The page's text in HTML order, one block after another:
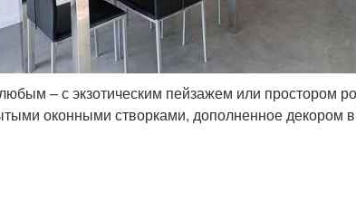
– с экзотическим пейзажем или простором
оконными створками, дополненное декором